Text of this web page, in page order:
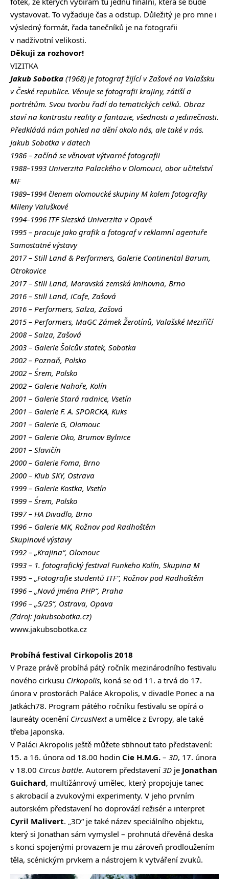
vystavovat. To vyžaduje čas a odstup. Důležitý je pro mne i
výsledný formát, řada tanečníků je na fotografii
v nadživotní velikosti.
Děkuji za rozhovor!
VIZITKA
Jakub Sobotka (1968) je fotograf žijící v Zašové na Valašsku
v České republice. Věnuje se fotografii krajiny, zátiší a
portrétům. Svou tvorbu řadí do tematických celků. Obraz
staví na kontrastu reality a fantazie, všednosti a jedinečnosti.
Předkládá nám pohled na dění okolo nás, ale také v nás.
Jakub Sobotka v datech
1986 – začíná se věnovat výtvarné fotografii
1988–1993 Univerzita Palackého v Olomouci, obor učitelství
MF
1989–1994 členem olomoucké skupiny M kolem fotografky
Mileny Valuškové
1994–1996 ITF Slezská Univerzita v Opavě
1995 – pracuje jako grafik a fotograf v reklamní agentuře
Samostatné výstavy
2017 – Still Land & Performers, Galerie Continental Barum,
Otrokovice
2017 – Still Land, Moravská zemská knihovna, Brno
2016 – Still Land, iCafe, Zašová
2016 – Performers, Salza, Zašová
2015 – Performers, MaGC Zámek Žerotínů, Valašské Meziříčí
2008 – Salza, Zašová
2003 – Galerie Šolcův statek, Sobotka
2002 – Poznaň, Polsko
2002 – Śrem, Polsko
2002 – Galerie Nahoře, Kolín
2001 – Galerie Stará radnice, Vsetín
2001 – Galerie F. A. SPORCKA, Kuks
2001 – Galerie G, Olomouc
2001 – Galerie Oko, Brumov Bylnice
2001 – Slavičín
2000 – Galerie Foma, Brno
2000 – Klub SKY, Ostrava
1999 – Galerie Kostka, Vsetín
1999 – Śrem, Polsko
1997 – HA Divadlo, Brno
1996 – Galerie MK, Rožnov pod Radhoštěm
Skupinové výstavy
1992 – „Krajina“, Olomouc
1993 – 1. fotografický festival Funkeho Kolín, Skupina M
1995 – „Fotografie studentů ITF“, Rožnov pod Radhoštěm
1996 – „Nová jména PHP“, Praha
1996 – „5/25“, Ostrava, Opava
(Zdroj: jakubsobotka.cz)
www.jakubsobotka.cz
Probíhá festival Cirkopolis 2018
V Praze právě probíhá pátý ročník mezinárodního festivalu
nového cirkusu Cirkopolis, koná se od 11. a trvá do 17.
února v prostorách Paláce Akropolis, v divadle Ponec a na
Jatkách78. Program pátého ročníku festivalu se opírá o
laureáty ocenění CircusNexta umělce z Evropy, ale také
třeba Japonska.
V Paláci Akropolis ještě můžete stihnout tato představení:
15. a 16. února od 18.00 hodin Cie H.M.G. – 3D, 17. února
v 18.00 Circus battle. Autorem představení 3D je Jonathan
Guichard, multižánrový umělec, který propojuje tanec
s akrobacií a zvukovými experimenty. V jeho prvním
autorském představení ho doprovází režisér a interpret
Cyril Malivert. „3D“ je také název speciálního objektu,
který si Jonathan sám vymyslel – prohnutá dřevěná deska
s konci spojenými provazem je mu zároveň prodloužením
těla, scénickým prvkem a nástrojem k vytváření zvuků.